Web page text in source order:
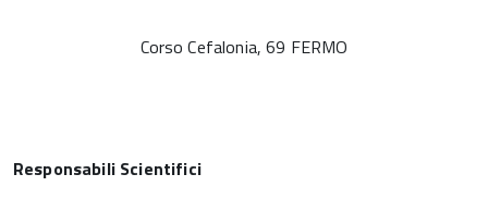
Corso Cefalonia, 69 FERMO
Responsabili Scienti­fici